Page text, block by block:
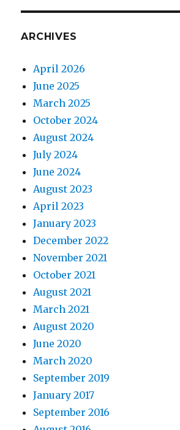
ARCHIVES
April 2026
June 2025
March 2025
October 2024
August 2024
July 2024
June 2024
August 2023
April 2023
January 2023
December 2022
November 2021
October 2021
August 2021
March 2021
August 2020
June 2020
March 2020
September 2019
January 2017
September 2016